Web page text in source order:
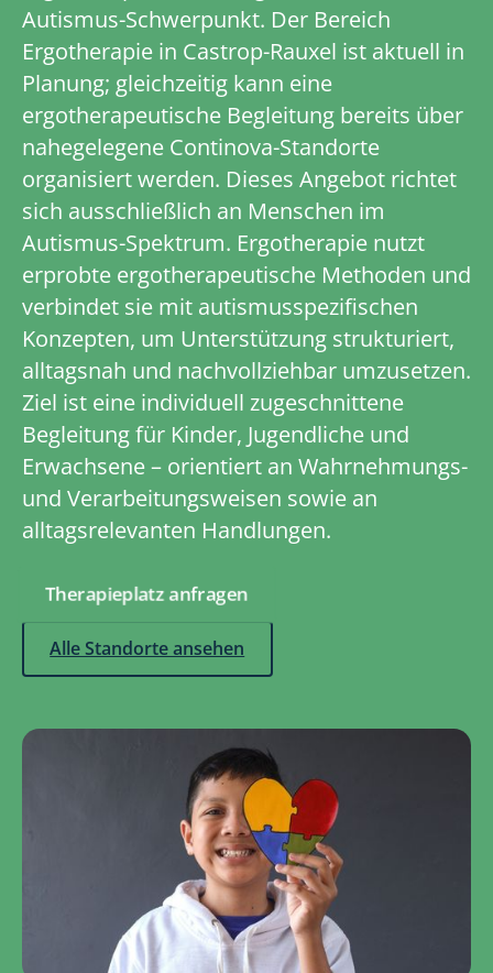
Autismus-Schwerpunkt. Der Bereich
Ergotherapie in Castrop-Rauxel ist aktuell in
Planung; gleichzeitig kann eine
ergotherapeutische Begleitung bereits über
nahegelegene Continova-Standorte
organisiert werden. Dieses Angebot richtet
sich ausschließlich an Menschen im
Autismus-Spektrum. Ergotherapie nutzt
erprobte ergotherapeutische Methoden und
verbindet sie mit autismus­spezifischen
Konzepten, um Unterstützung strukturiert,
alltagsnah und nachvollziehbar umzusetzen.
Ziel ist eine individuell zugeschnittene
Begleitung für Kinder, Jugendliche und
Erwachsene – orientiert an Wahrnehmungs-
und Verarbeitungsweisen sowie an
alltagsrelevanten Handlungen.
Therapieplatz anfragen
Alle Standorte ansehen